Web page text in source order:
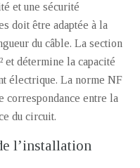
et une sécurité
doit être adaptée à la
du câble. La section
et détermine la capacité
électrique. La norme NF
correspondance entre la
du circuit.
l’installation